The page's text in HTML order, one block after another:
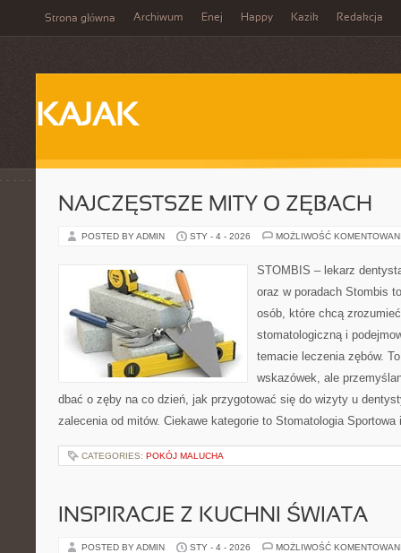
Strona główna Archiwum Enej Happy Kazik Redakcja
KAJAK
NAJCZĘSTSZE MITY O ZĘBACH
POSTED BY ADMIN STY - 4 - 2026 MOŻLIWOŚĆ
STOMBIS – lekarz
oraz w poradach Stombis
osób, które chcą
stomatologiczną i
temacie leczenia zębów.
wskazówek, ale
dbać o zęby na co dzień, jak przygotować się do wizyty u
zalecenia od mitów. Ciekawe kategorie to Stomatologia
CATEGORIES: POKÓJ MALUCHA
INSPIRACJE Z KUCHNI ŚWIATA
POSTED BY ADMIN STY - 4 - 2026 MOŻLIWOŚĆ